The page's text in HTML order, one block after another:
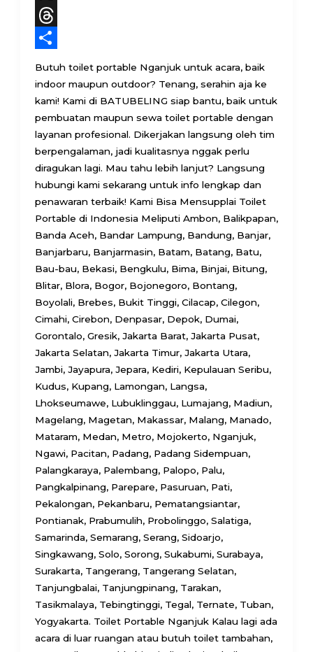
X
Threads
Butuh toilet portable Nganjuk untuk acara, baik
indoor maupun outdoor? Tenang, serahin aja ke
kami! Kami di BATUBELING siap bantu, baik untuk
pembuatan maupun sewa toilet portable dengan
layanan profesional. Dikerjakan langsung oleh tim
berpengalaman, jadi kualitasnya nggak perlu
diragukan lagi. Mau tahu lebih lanjut? Langsung
hubungi kami sekarang untuk info lengkap dan
penawaran terbaik! Kami Bisa Mensupplai Toilet
Portable di Indonesia Meliputi Ambon, Balikpapan,
Banda Aceh, Bandar Lampung, Bandung, Banjar,
Banjarbaru, Banjarmasin, Batam, Batang, Batu,
Bau-bau, Bekasi, Bengkulu, Bima, Binjai, Bitung,
Blitar, Blora, Bogor, Bojonegoro, Bontang,
Boyolali, Brebes, Bukit Tinggi, Cilacap, Cilegon,
Cimahi, Cirebon, Denpasar, Depok, Dumai,
Gorontalo, Gresik, Jakarta Barat, Jakarta Pusat,
Jakarta Selatan, Jakarta Timur, Jakarta Utara,
Jambi, Jayapura, Jepara, Kediri, Kepulauan Seribu,
Kudus, Kupang, Lamongan, Langsa,
Lhokseumawe, Lubuklinggau, Lumajang, Madiun,
Magelang, Magetan, Makassar, Malang, Manado,
Mataram, Medan, Metro, Mojokerto, Nganjuk,
Ngawi, Pacitan, Padang, Padang Sidempuan,
Palangkaraya, Palembang, Palopo, Palu,
Pangkalpinang, Parepare, Pasuruan, Pati,
Pekalongan, Pekanbaru, Pematangsiantar,
Pontianak, Prabumulih, Probolinggo, Salatiga,
Samarinda, Semarang, Serang, Sidoarjo,
Singkawang, Solo, Sorong, Sukabumi, Surabaya,
Surakarta, Tangerang, Tangerang Selatan,
Tanjungbalai, Tanjungpinang, Tarakan,
Tasikmalaya, Tebingtinggi, Tegal, Ternate, Tuban,
Yogyakarta. Toilet Portable Nganjuk Kalau lagi ada
acara di luar ruangan atau butuh toilet tambahan,